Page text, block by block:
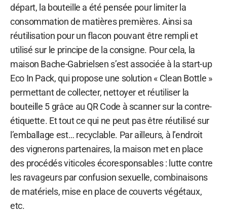
départ, la bouteille a été pensée pour limiter la
consommation de matières premières. Ainsi sa
réutilisation pour un flacon pouvant être rempli et
utilisé sur le principe de la consigne. Pour cela, la
maison Bache-Gabrielsen s’est associée à la start-up
Eco In Pack, qui propose une solution « Clean Bottle »
permettant de collecter, nettoyer et réutiliser la
bouteille 5 grâce au QR Code à scanner sur la contre-
étiquette. Et tout ce qui ne peut pas être réutilisé sur
l’emballage est… recyclable. Par ailleurs, à l’endroit
des vignerons partenaires, la maison met en place
des procédés viticoles écoresponsables : lutte contre
les ravageurs par confusion sexuelle, combinaisons
de matériels, mise en place de couverts végétaux,
etc.